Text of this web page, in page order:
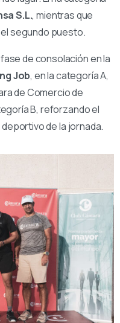
S.L., mientras que
segundo puesto.
de consolación en la
Job, en la categoría A,
de Comercio de
B, reforzando el
de la jornada.